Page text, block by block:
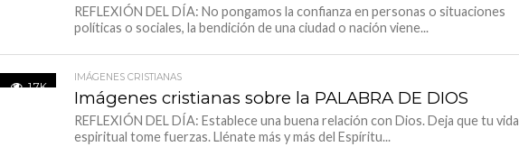
REFLEXIÓN DEL DÍA: No pongamos la confianza en personas o situaciones
políticas o sociales, la bendición de una ciudad o nación viene...
1.7K
IMÁGENES CRISTIANAS
Imágenes cristianas sobre la PALABRA DE DIOS
REFLEXIÓN DEL DÍA: Establece una buena relación con Dios. Deja que tu vida
espiritual tome fuerzas. Llénate más y más del Espíritu...